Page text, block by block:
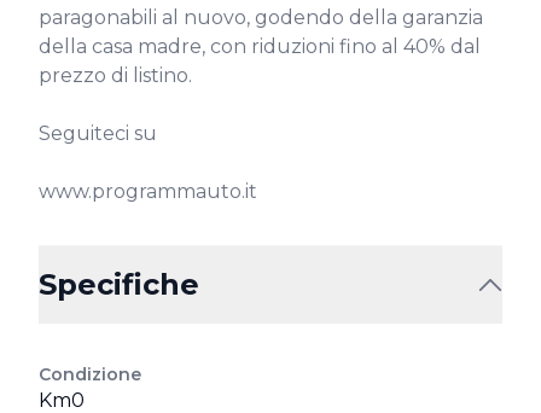
paragonabili al nuovo, godendo della garanzia
della casa madre, con riduzioni fino al 40% dal
prezzo di listino.
Seguiteci su
www.programmauto.it
Specifiche
Condizione
Km0